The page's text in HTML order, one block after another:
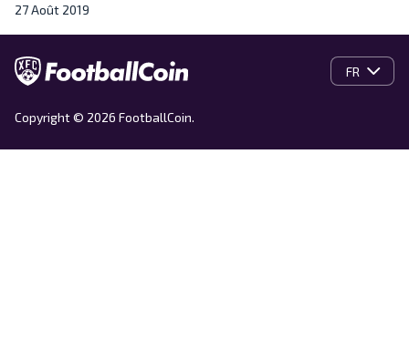
27 Août 2019
FR
Copyright © 2026 FootballCoin.